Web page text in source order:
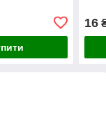
16